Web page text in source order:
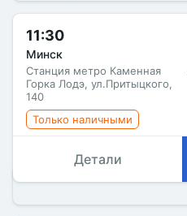
11:30
Минск
Станция метро Каменная
Горка Лодэ, ул.Притыцкого,
140
Только наличными
Детали